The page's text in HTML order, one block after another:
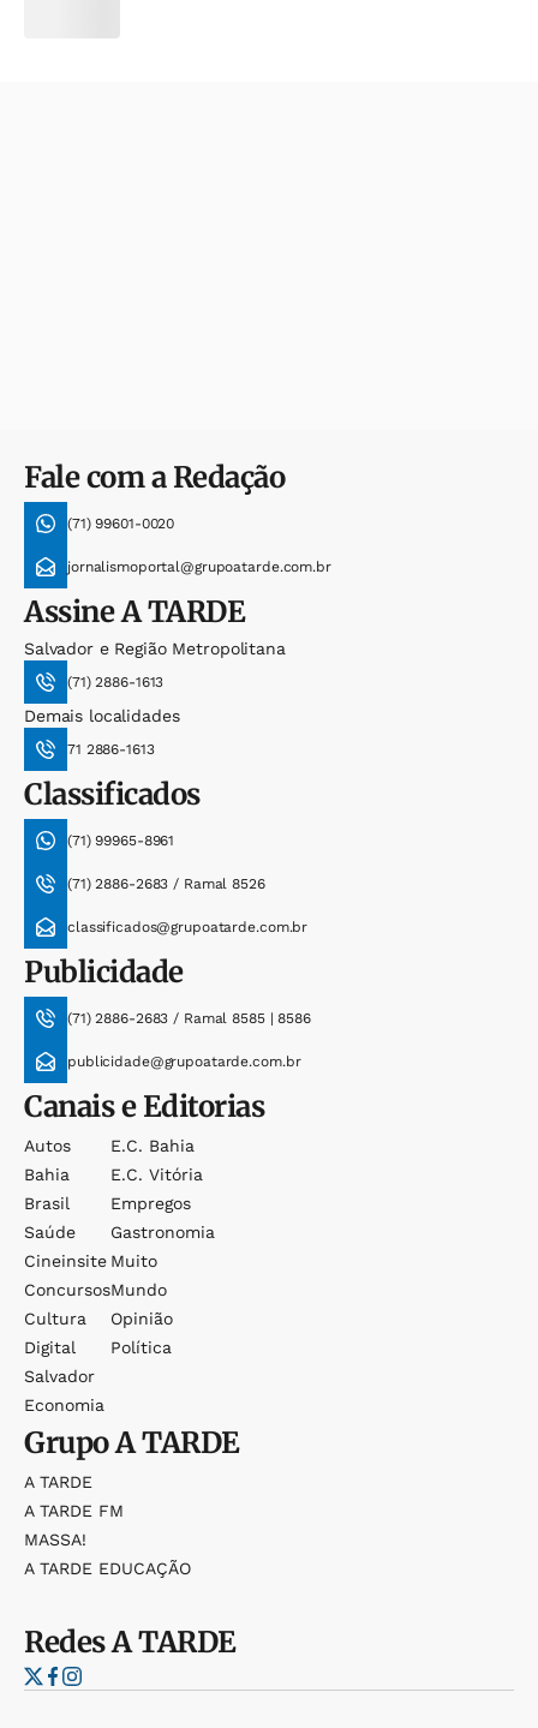
Fale com a Redação
(71) 99601-0020
jornalismoportal@grupoatarde.com.br
AssineA TARDE
Salvador e Região Metropolitana
(71) 2886-1613
Demais localidades
71 2886-1613
Classificados
(71) 99965-8961
(71) 2886-2683 / Ramal 8526
classificados@grupoatarde.com.br
Publicidade
(71) 2886-2683 / Ramal 8585 | 8586
publicidade@grupoatarde.com.br
Canais e Editorias
Autos
Bahia
Brasil
Saúde
Cineinsite
Concursos
Cultura
Digital
Salvador
Economia
E.c. Bahia
E.c. Vitória
Empregos
Gastronomia
Muito
Mundo
Opinião
Política
GrupoA TARDE
A TARDE
A TARDE FM
MASSA!
A TARDE EDUCAÇÃO
RedesA TARDE